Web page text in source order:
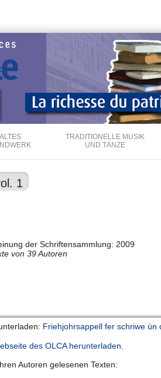
ALTES
TRADITIONELLE MUSIK
UND TÄNZE
1
der Schriftensammlung: 2009
von 39 Autoren
Friehjohrsappell fer schriwe ùn
des OLCA herunterladen.
Autoren gelesenen Texten: